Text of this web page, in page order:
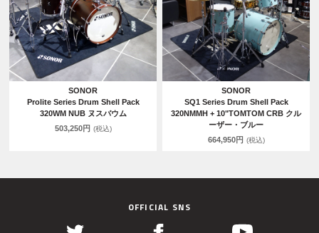
SONOR
Prolite Series Drum Shell Pack
320WM NUB ヌスバウム
503,250円 (税込)
SONOR
SQ1 Series Drum Shell Pack
320NMMH + 10"TOMTOM CRB クル
ーザー・ブルー
664,950円 (税込)
OFFICIAL SNS